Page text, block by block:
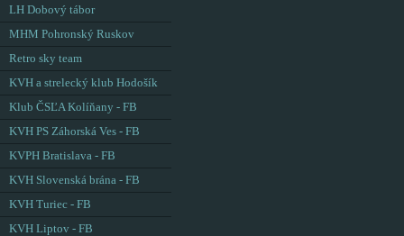
LH Dobový tábor
MHM Pohronský Ruskov
Retro sky team
KVH a strelecký klub Hodošík
Klub ČSĽA Kolíňany - FB
KVH PS Záhorská Ves - FB
KVPH Bratislava - FB
KVH Slovenská brána - FB
KVH Turiec - FB
KVH Liptov - FB